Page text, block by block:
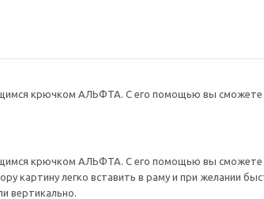
крючком АЛЬФТА. С его помощью вы сможете
крючком АЛЬФТА. С его помощью вы сможете
картину легко вставить в раму и при желании
вертикально.